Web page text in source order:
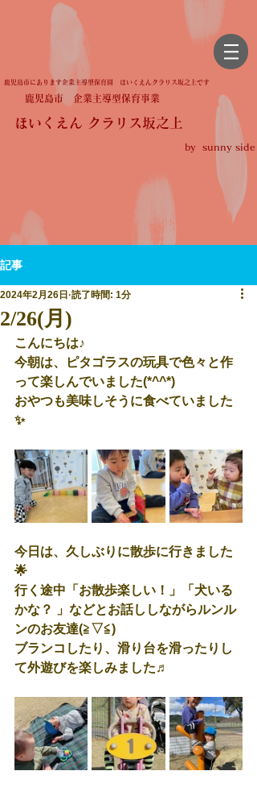
鹿児島市にあります企業主導型保育園 ほいくえんクラリス坂之上です
鹿児島市 企業主導型保育事業
ほいくえん クラリス坂之上
by sunny side
記事
2/26(月)
2024年2月26日 読了時間: 1分
こんにちは♪
今朝は、ピタゴラスの玩具で色々と作
って楽しんでいました(*^^*)
おやつも美味しそうに食べていました
✨
今日は、久しぶりに散歩に行きました
🌟
行く途中「お散歩楽しい！」「犬いる
かな？ 」などとお話ししながらルンル
ンのお友達(≧▽≦)
ブランコしたり、滑り台を滑ったりし
て外遊びを楽しみました♬